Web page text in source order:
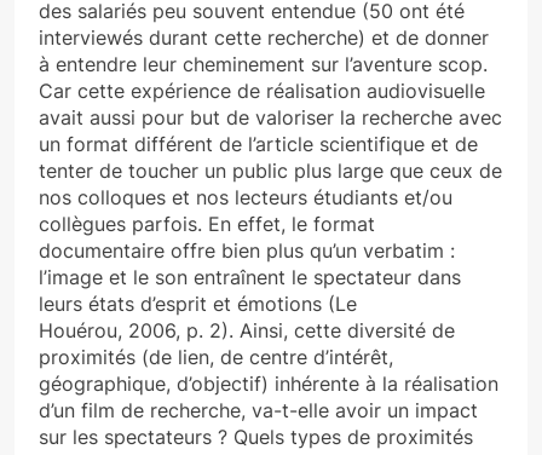
des salariés peu souvent entendue (50 ont été
interviewés durant cette recherche) et de donner
à entendre leur cheminement sur l’aventure scop.
Car cette expérience de réalisation audiovisuelle
avait aussi pour but de valoriser la recherche avec
un format différent de l’article scientifique et de
tenter de toucher un public plus large que ceux de
nos colloques et nos lecteurs étudiants et/ou
collègues parfois. En effet, le format
documentaire offre bien plus qu’un verbatim :
l’image et le son entraînent le spectateur dans
leurs états d’esprit et émotions (Le
Houérou, 2006, p. 2). Ainsi, cette diversité de
proximités (de lien, de centre d’intérêt,
géographique, d’objectif) inhérente à la réalisation
d’un film de recherche, va-t-elle avoir un impact
sur les spectateurs ? Quels types de proximités